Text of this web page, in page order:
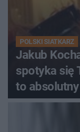
POLSKI SIATKARZ
Jakub
spotyka się
to